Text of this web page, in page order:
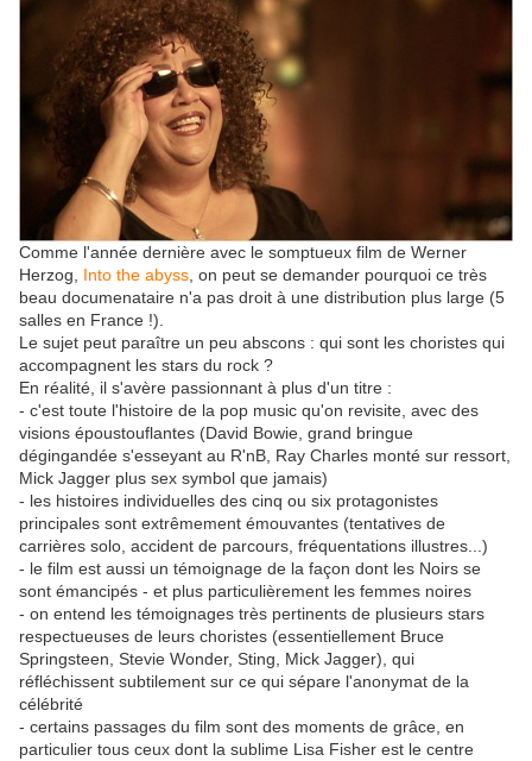
Comme l'année dernière avec le somptueux film de Werner
Herzog, Into the abyss , on peut se demander pourquoi ce très
beau documenataire n'a pas droit à une distribution plus large (5
salles en France !).
Le sujet peut paraître un peu abscons : qui sont les choristes qui
accompagnent les stars du rock ?
En réalité, il s'avère passionnant à plus d'un titre :
- c'est toute l'histoire de la pop music qu'on revisite, avec des
visions époustouflantes (David Bowie, grand bringue
dégingandée s'esseyant au R'nB, Ray Charles monté sur ressort,
Mick Jagger plus sex symbol que jamais)
- les histoires individuelles des cinq ou six protagonistes
principales sont extrêmement émouvantes (tentatives de
carrières solo, accident de parcours, fréquentations illustres...)
- le film est aussi un témoignage de la façon dont les Noirs se
sont émancipés - et plus particulièrement les femmes noires
- on entend les témoignages très pertinents de plusieurs stars
respectueuses de leurs choristes (essentiellement Bruce
Springsteen, Stevie Wonder, Sting, Mick Jagger), qui
réfléchissent subtilement sur ce qui sépare l'anonymat de la
célébrité
- certains passages du film sont des moments de grâce, en
particulier tous ceux dont la sublime Lisa Fisher est le centre